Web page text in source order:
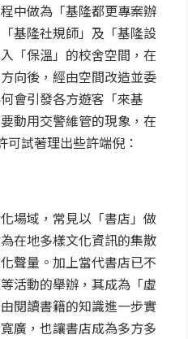
中做為「基隆都更專案辦
基隆社規師」及「基隆設
「保溫」的校舍空間，在
向後，經由空間改造並委
會引發各方遊客「來基
動用交警維管的現象，在
試著理出些許端倪：
場域，常見以「書店」做
在地多樣文化資訊的集散
聲量。加上當代書店已不
活動的舉辦，其成為「虛
閱讀書籍的知識進一步實
廣，也讓書店成為多方多